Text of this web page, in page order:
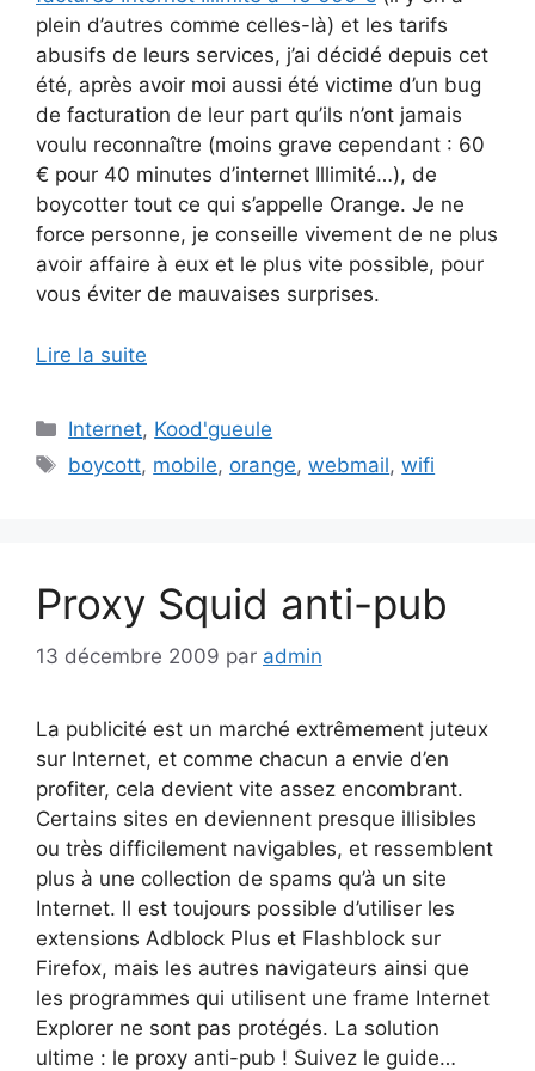
plein d’autres comme celles-là) et les tarifs
abusifs de leurs services, j’ai décidé depuis cet
été, après avoir moi aussi été victime d’un bug
de facturation de leur part qu’ils n’ont jamais
voulu reconnaître (moins grave cependant : 60
€ pour 40 minutes d’internet Illimité…), de
boycotter tout ce qui s’appelle Orange. Je ne
force personne, je conseille vivement de ne plus
avoir affaire à eux et le plus vite possible, pour
vous éviter de mauvaises surprises.
Lire la suite
Catégories
Internet, Kood'gueule
Étiquettes
boycott, mobile, orange,webmail,wifi
Proxy Squid anti-pub
13 décembre 2009 par admin
La publicité est un marché extrêmement juteux
sur Internet, et comme chacun a envie d’en
profiter, cela devient vite assez encombrant.
Certains sites en deviennent presque illisibles
ou très difficilement navigables, et ressemblent
plus à une collection de spams qu’à un site
Internet. Il est toujours possible d’utiliser les
extensions Adblock Plus et Flashblock sur
Firefox, mais les autres navigateurs ainsi que
les programmes qui utilisent une frame Internet
Explorer ne sont pas protégés. La solution
ultime : le proxy anti-pub ! Suivez le guide…